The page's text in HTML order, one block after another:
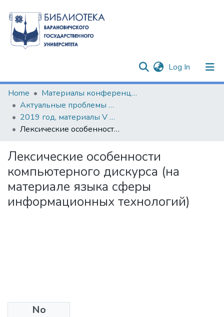
Log In (current)
Communities & Collections
All of DSpace
Statistics
Home
Материалы конференций и семинаров
Актуальные проблемы филологических и педагогических наук
2019 год, материалы V Республиканской научно-практической конференции с международным участием
Лексические особенности компьютерного дискурса (на материале языка сферы информационных технологий)
Лексические особенности
компьютерного дискурса (на
материале языка сферы
информационных технологий)
No